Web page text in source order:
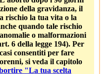
della gravidanza, il
rischio la tua vita o la
quando tale rischio
o malformazioni
6 della legge 194). Per
consentiti per fare
si veda il capitolo
"La tua scelta